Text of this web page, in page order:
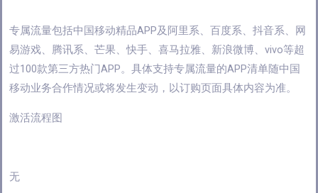
专属流量包括中国移动精品APP及阿里系、百度系、抖音系、网
易游戏、腾讯系、芒果、快手、喜马拉雅、新浪微博、vivo等超
过100款第三方热门APP。具体支持专属流量的APP清单随中国
移动业务合作情况或将发生变动，以订购页面具体内容为准。
激活流程图
无